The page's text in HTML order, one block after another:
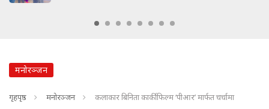
मनोरञ्जन
गृहपृष्ठ मनोरञ्जन कलाकार बिनिता कार्की फिल्म ‘पीआर’ मार्फत चर्चामा